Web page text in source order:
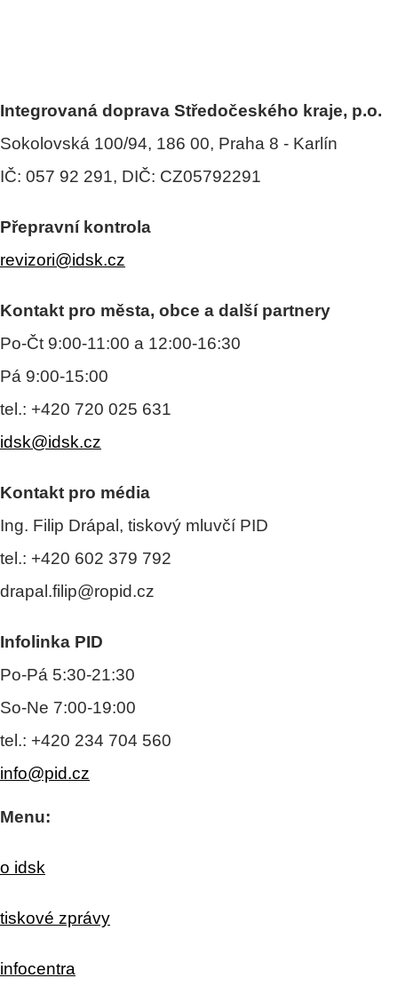
Integrovaná doprava Středočeského kraje, p.o.
Sokolovská 100/94, 186 00, Praha 8 - Karlín
IČ: 057 92 291, DIČ: CZ05792291
Přepravní kontrola
revizori@idsk.cz
Kontakt pro města, obce a další partnery
Po-Čt 9:00-11:00 a 12:00-16:30
Pá 9:00-15:00
tel.: +420 720 025 631
idsk@idsk.cz
Kontakt pro média
Ing. Filip Drápal, tiskový mluvčí PID
tel.: +420 602 379 792
drapal.filip@ropid.cz
Infolinka PID
Po-Pá 5:30-21:30
So-Ne 7:00-19:00
tel.: +420 234 704 560
info@pid.cz
Menu:
o idsk
tiskové zprávy
infocentra